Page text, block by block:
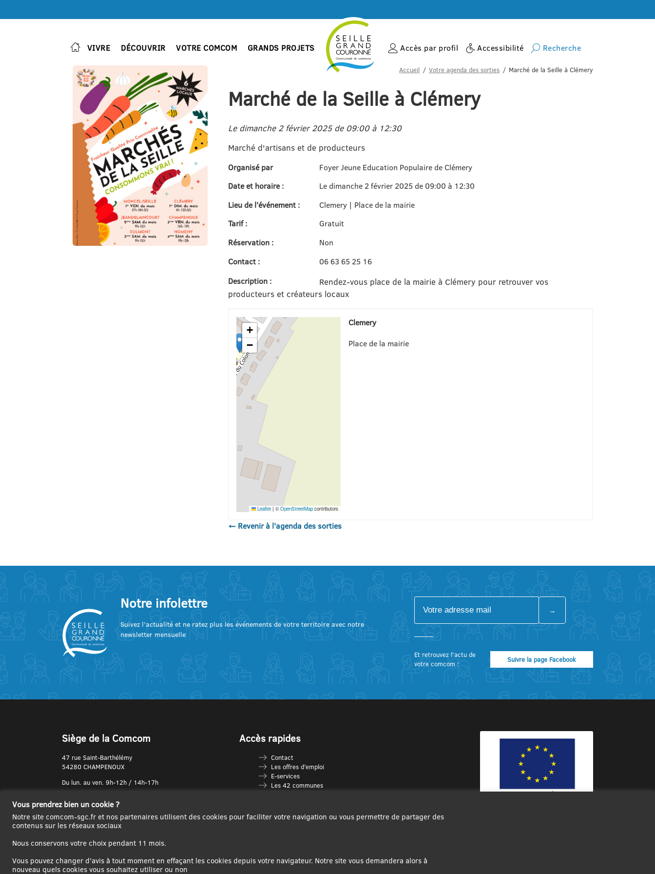
VIVRE DÉCOUVRIR VOTRE COMCOM GRANDS PROJETS Accès par profil Accessibilité Recherche
Accueil Votre agenda des sorties Marché de la Seille à Clémery
Marché de la Seille à Clémery
Le dimanche 2 février 2025 de 09:00 à 12:30
Marché d'artisans et de producteurs
Organisé par
Foyer Jeune Education Populaire de Clémery
Date et horaire :
Le dimanche 2 février 2025 de 09:00 à 12:30
Lieu de l'événement :
Clemery | Place de la mairie
Tarif :
Gratuit
Réservation :
Non
Contact :
06 63 65 25 16
Description :
Rendez-vous place de la mairie à Clémery pour retrouver vos
producteurs et créateurs locaux
+
−
Leaflet | ©OpenStreetMap contributors
Clemery
Place de la mairie
← Revenir à l'agenda des sorties
Notre infolettre
Suivez l’actualité et ne ratez plus les événements de votre territoire avec notre
newsletter mensuelle
Et retrouvez l’actu de
votre comcom :
Suivre la page Facebook
Siège de la Comcom
47 rue Saint-Barthélémy
54280 CHAMPENOUX
Du lun. au ven. 9h-12h / 14h-17h
03 83 31 74 37
Accès rapides
Contact
Les offres d’emploi
E-services
Les 42 communes
Espace France Services
Les séniors
Vous prendrez bien un cookie ?
Notre site comcom-sgc.fr et nos partenaires utilisent des cookies pour faciliter votre navigation ou vous permettre de partager des
contenus sur les réseaux sociaux
Nous conservons votre choix pendant 11 mois.
Vous pouvez changer d'avis à tout moment en effaçant les cookies depuis votre navigateur. Notre site vous demandera alors à
nouveau quels cookies vous souhaitez utiliser ou non